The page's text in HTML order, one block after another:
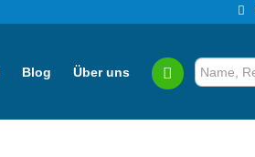
Blog Über uns